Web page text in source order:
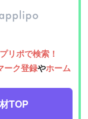
リポで検索！
ーク登録やホーム
TOP